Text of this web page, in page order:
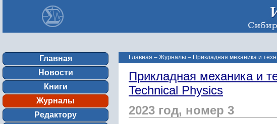
Главная
Новости
Книги
Журналы
Редактору
Главная – Журналы – Прикладная механика и
Прикладная механика и
Technical Physics
2023 год, номер 3